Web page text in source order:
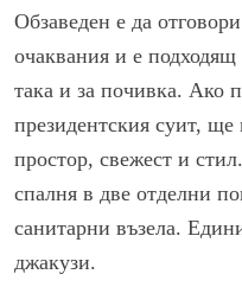
Обзаведен е да
очаквания и е подходящ
така и за почивка. Ако
президентския суит, ще
простор, свежест и
спалня в две отделни
санитарни възела.
джакузи.